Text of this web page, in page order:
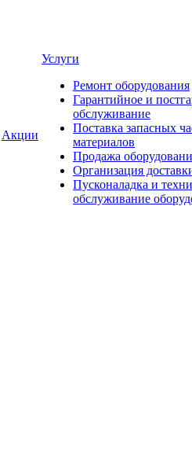
Акции
Услуги
Ремонт оборудования
Гарантийное и
обслуживание
Поставка запасных
материалов
Продажа
Организация
Пусконаладка и
обслуживание